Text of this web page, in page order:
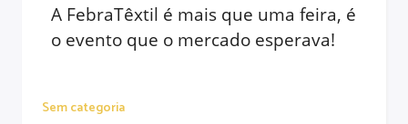
A FebraTêxtil é mais que uma feira, é
o evento que o mercado esperava!
Sem categoria